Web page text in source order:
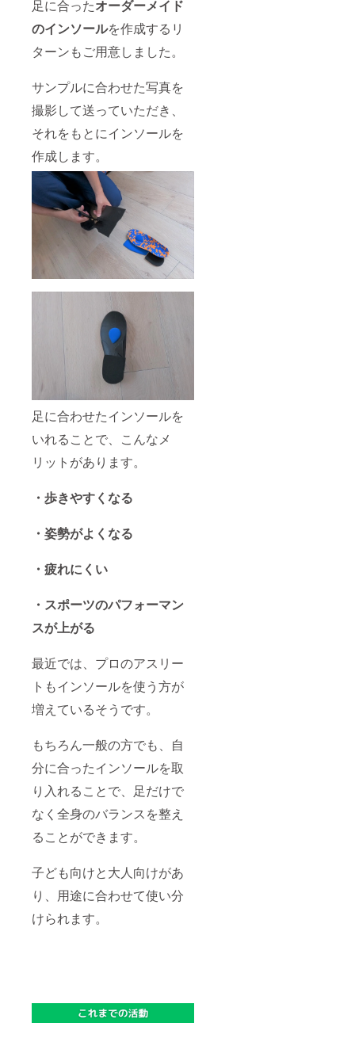
足に合ったオーダーメイド
のインソールを作成するリ
ターンもご用意しました。
サンプルに合わせた写真を
撮影して送っていただき、
それをもとにインソールを
作成します。
足に合わせたインソールを
いれることで、こんなメ
リットがあります。
・歩きやすくなる
・姿勢がよくなる
・疲れにくい
・スポーツのパフォーマン
スが上がる
最近では、プロのアスリー
トもインソールを使う方が
増えているそうです。
もちろん一般の方でも、自
分に合ったインソールを取
り入れることで、足だけで
なく全身のバランスを整え
ることができます。
子ども向けと大人向けがあ
り、用途に合わせて使い分
けられます。